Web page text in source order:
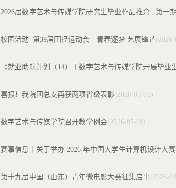
2026届数字艺术与传媒学院研究生毕业作品推介 | 第一期
校园活动| 第39届田径运动会—青春逐梦 艺展锋芒
《就业助航计划（14）丨数字艺术与传媒学院开展毕
喜报！我院团总支再获两项省级表彰(2026-05-06)
数字艺术与传媒学院召开教学例会(2026-05-01)
赛事信息｜关于举办 2026 年中国大学生计算机设计大
第十九届中国（山东）青年微电影大赛征集启事(2026-